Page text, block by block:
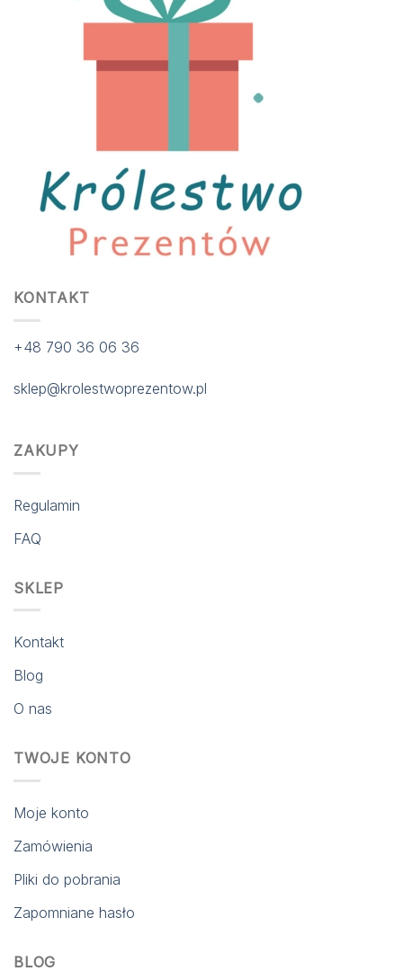
KONTAKT
+48 790 36 06 36
sklep@krolestwoprezentow.pl
ZAKUPY
Regulamin
FAQ
SKLEP
Kontakt
Blog
O nas
TWOJE KONTO
Moje konto
Zamówienia
Pliki do pobrania
Zapomniane hasło
BLOG